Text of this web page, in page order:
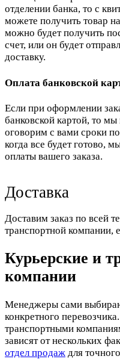
отделении банка, то с
можете получить товар
можно будет получить
счет, или он будет
доставку.
Оплата банковской
Если при оформлении
банковской картой, то
оговорим с вами сроки
когда все будет готово,
оплаты вашего заказа.
Доставка
Доставим заказ по всей
транспортной компании,
Курьерские и
компании
Менеджеры сами
конкретного
транспортными
зависят от нескольких
отдел продаж для